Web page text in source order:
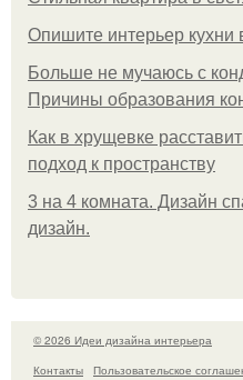
Опишите интерьер кухни
Больше не мучаюсь с
Причины образования
Как в хрущевке
подход к пространству
3 на 4 комната. Дизайн
дизайн.
© 2026 Идеи дизайна интерьера
Контакты
Пользовательское